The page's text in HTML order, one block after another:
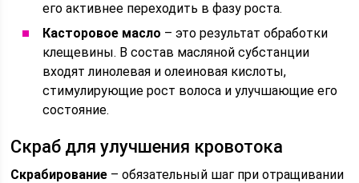
его активнее переходить в фазу роста.
Касторовое масло – это результат обработки
клещевины. В состав масляной субстанции
входят линолевая и олеиновая кислоты,
стимулирующие рост волоса и улучшающие его
состояние.
Скраб для улучшения кровотока
Скрабирование – обязательный шаг при отращивании